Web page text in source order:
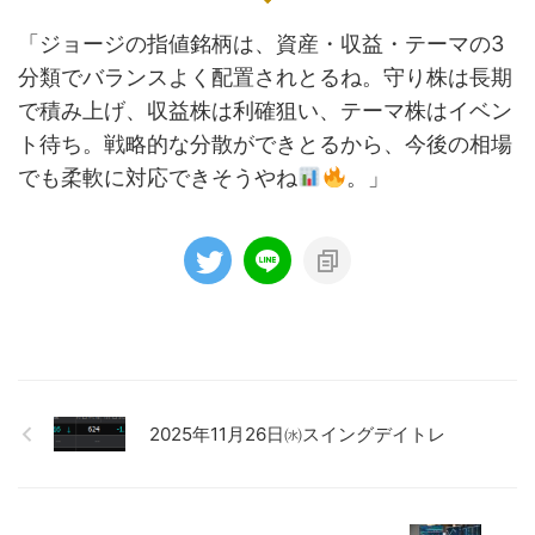
「ジョージの指値銘柄は、資産・収益・テーマの3
分類でバランスよく配置されとるね。守り株は長期
で積み上げ、収益株は利確狙い、テーマ株はイベン
ト待ち。戦略的な分散ができとるから、今後の相場
でも柔軟に対応できそうやね
。」
2025年11月26日㈬スイングデイトレ